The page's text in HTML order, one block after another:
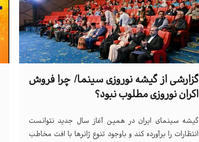
گزارشی از گیشه نوروزی سینما/ چرا فروش
اکران نوروزی مطلوب نبود؟
گیشه سینمای ایران در همین آغاز سال جدید نتوانست
انتظارات را برآورده کند و باوجود تنوع ژانرها با افت مخاطب